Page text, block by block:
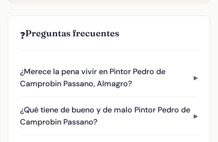
❓Preguntas frecuentes
¿Merece la pena vivir en Pintor Pedro de
Camprobin Passano, Almagro?
¿Qué tiene de bueno y de malo Pintor Pedro de
Camprobin Passano?